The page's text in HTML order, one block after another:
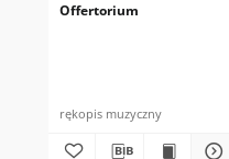
Offertorium
rękopis muzyczny